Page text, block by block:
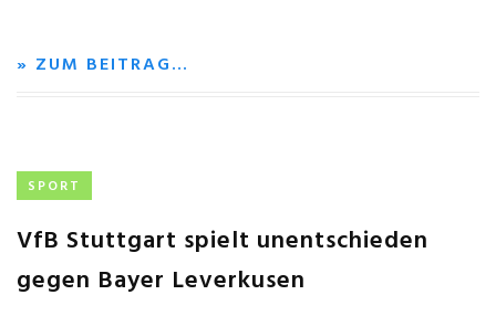
» ZUM BEITRAG…
SPORT
VfB Stuttgart spielt unentschieden
gegen Bayer Leverkusen